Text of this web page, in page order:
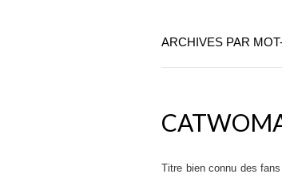
ARCHIVES PAR
Titre bien connu des